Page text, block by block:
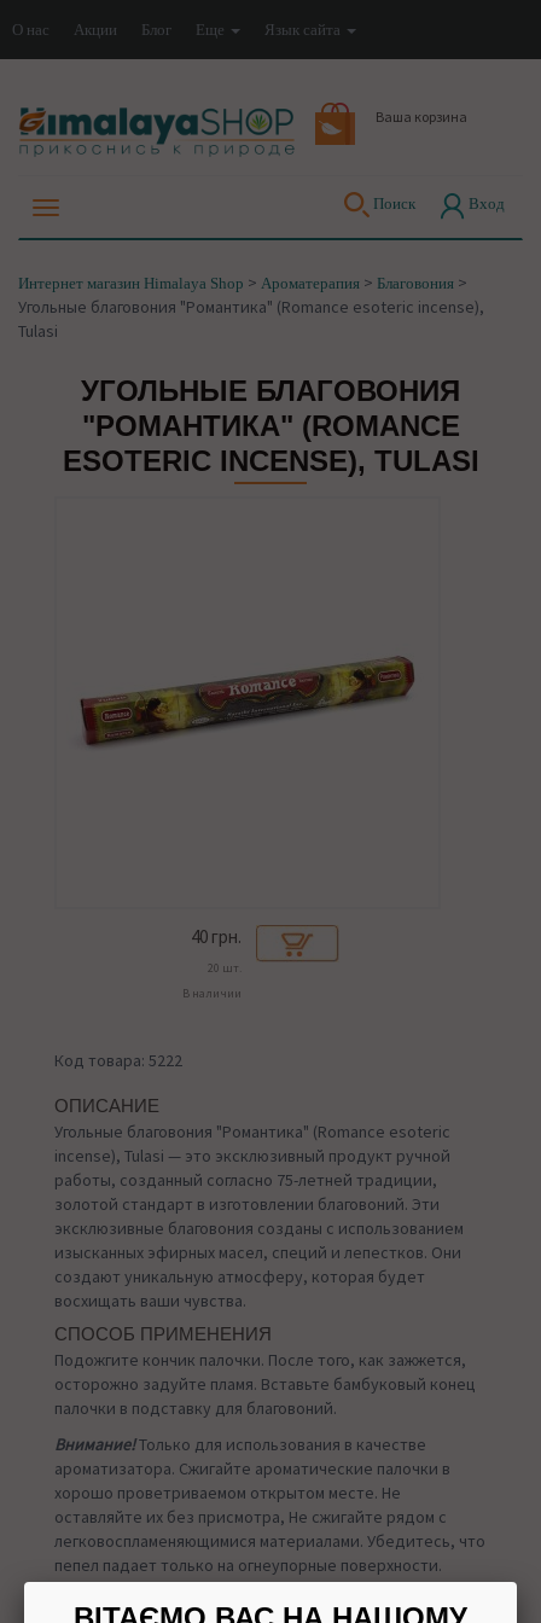
О нас Акции Блог Еще Язык сайта
Ваша корзина
Поиск Вход
Интернет магазин Himalaya Shop > Ароматерапия > Благовония >
Угольные благовония "Романтика" (Romance esoteric incense),
Tulasi
УГОЛЬНЫЕ БЛАГОВОНИЯ
"РОМАНТИКА" (ROMANCE
ESOTERIC INCENSE), TULASI
40 грн.
20 шт.
В наличии
Код товара: 5222
ОПИСАНИЕ
Угольные благовония "Романтика" (Romance esoteric
incense), Tulasi — это эксклюзивный продукт ручной
работы, созданный согласно 75-летней традиции,
золотой стандарт в изготовлении благовоний. Эти
эксклюзивные благовония созданы с использованием
изысканных эфирных масел, специй и лепестков. Они
создают уникальную атмосферу, которая будет
восхищать ваши чувства.
СПОСОБ ПРИМЕНЕНИЯ
Подожгите кончик палочки. После того, как зажжется,
осторожно задуйте пламя. Вставьте бамбуковый конец
палочки в подставку для благовоний.
Внимание!Только для использования в качестве
ароматизатора. Сжигайте ароматические палочки в
хорошо проветриваемом открытом месте. Не
оставляйте их без присмотра, Не сжигайте рядом с
легковоспламеняющимися материалами. Убедитесь, что
пепел падает только на огнеупорные поверхности.